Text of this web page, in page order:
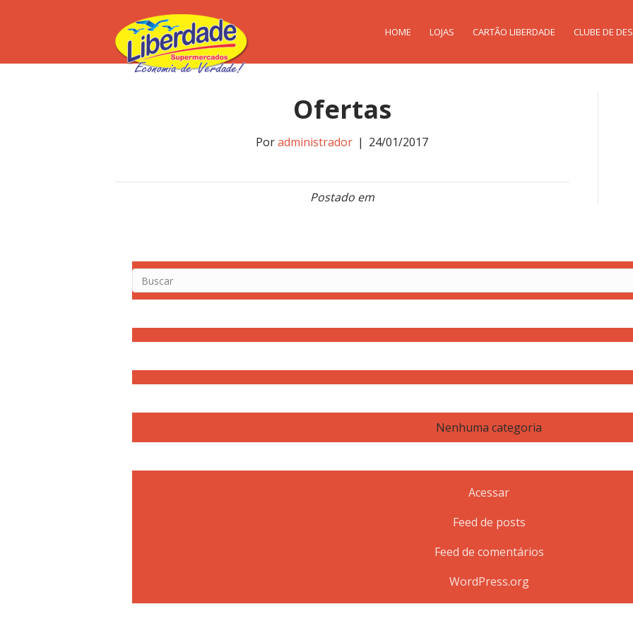
HOME LOJAS CARTÃO LIBERDADE CLUBE DE
Ofertas
Poradministrador | 24/01/2017
Postado em
Nenhuma categoria
Acessar
Feed de posts
Feed de comentários
WordPress.org